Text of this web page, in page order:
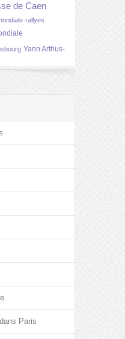
de Caen
rallyes
Yann Arthus-
Paris